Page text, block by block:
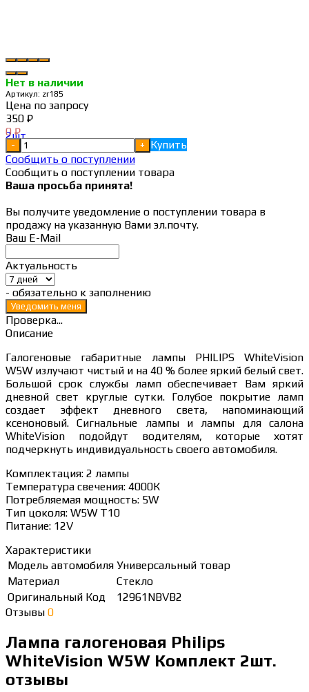
Нет в наличии
Артикул: zr185
Цена по запросу
350 ₽
0₽
- +
Купить
Сообщить о поступлении
Сообщить о поступлении товара
Ваша просьба принята!
Вы получите уведомление о поступлении товара в
продажу на указанную Вами эл.почту.
Ваш E-Mail
Актуальность
- обязательно к заполнению
Проверка...
Описание
Галогеновые габаритные лампы PHILIPS WhiteVision
W5W излучают чистый и на 40 % более яркий белый свет.
Большой срок службы ламп обеспечивает Вам яркий
дневной свет круглые сутки. Голубое покрытие ламп
создает эффект дневного света, напоминающий
ксеноновый. Сигнальные лампы и лампы для салона
WhiteVision подойдут водителям, которые хотят
подчеркнуть индивидуальность своего автомобиля.
Комплектация: 2 лампы
Температура свечения: 4000К
Потребляемая мощность: 5W
Тип цоколя: W5W T10
Питание: 12V
Характеристики
Модель автомобиля Универсальный товар
Материал
Стекло
Оригинальный Код
12961NBVB2
Отзывы 0
Лампа галогеновая Philips
WhiteVision W5W Комплект 2шт.
отзывы